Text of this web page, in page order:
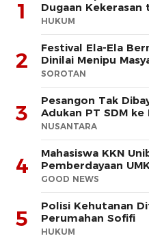
1
Dugaan Kekerasan
HUKUM
2
Festival Ela-Ela
Dinilai Menipu
SOROTAN
3
Pesangon Tak
Adukan PT
NUSANTARA
4
Mahasiswa KKN
Pemberdayaan
GOOD NEWS
5
Polisi Kehutanan
Perumahan Sofifi
HUKUM